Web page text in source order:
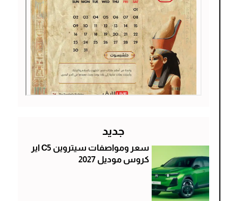
جديد
سعر ومواصفات سيتروين C5 اير
كروس موديل 2027